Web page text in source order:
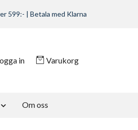
599:- | Betala med Klarna
in Varukorg
Om oss